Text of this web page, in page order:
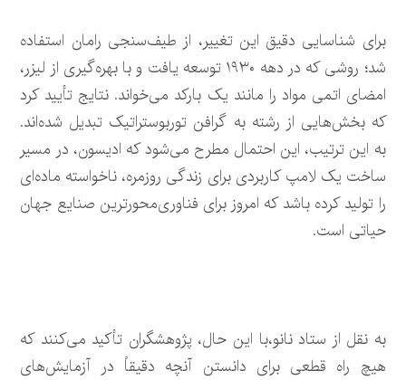
برای شناسایی دقیق این تغییر، از طیف‌سنجی رامان استفاده
شد؛ روشی که در دهه ۱۹۳۰ توسعه یافت و با بهره‌گیری از لیزر،
امضای اتمی مواد را مانند یک بارکد می‌خواند. نتایج تأیید کرد
که بخش‌هایی از رشته به گرافن توربوستراتیک تبدیل شده‌اند.
به این ترتیب، این احتمال مطرح می‌شود که ادیسون، در مسیر
ساخت یک لامپ کاربردی برای زندگی روزمره، ناخواسته ماده‌ای
را تولید کرده باشد که امروز برای فناوری‌محورترین صنایع جهان
حیاتی است.
به نقل از ستاد نانو،با این حال، پژوهشگران تأکید می‌کنند که
هیچ راه قطعی برای دانستن آنچه دقیقاً در آزمایش‌های